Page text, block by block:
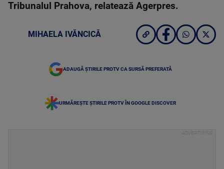
Tribunalul Prahova, relatează Agerpres.
MIHAELA IVĂNCICĂ
ADAUGĂ ȘTIRILE PROTV CA SURSĂ PREFERATĂ
URMĂREȘTE ȘTIRILE PROTV ÎN GOOGLE DISCOVER